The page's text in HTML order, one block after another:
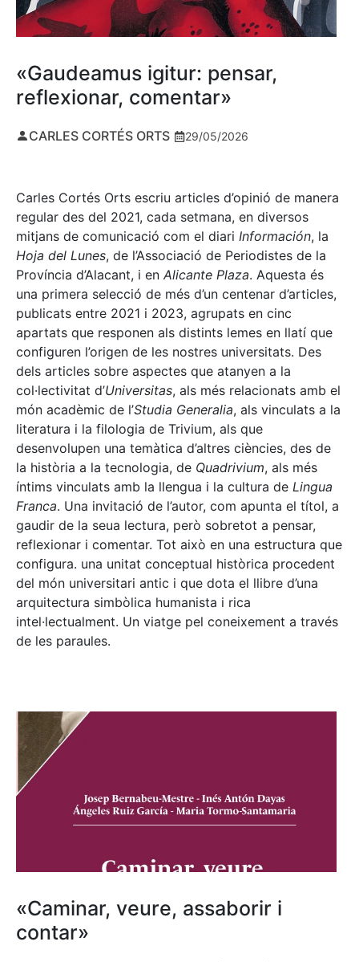
«Gaudeamus igitur: pensar,
reflexionar, comentar»
CARLES CORTÉS ORTS 29/05/2026
Carles Cortés Orts escriu articles d’opinió de manera
regular des del 2021, cada setmana, en diversos
mitjans de comunicació com el diari Información, la
Hoja del Lunes, de l’Associació de Periodistes de la
Província d’Alacant, i en Alicante Plaza. Aquesta és
una primera selecció de més d’un centenar d’articles,
publicats entre 2021 i 2023, agrupats en cinc
apartats que responen als distints lemes en llatí que
configuren l’origen de les nostres universitats. Des
dels articles sobre aspectes que atanyen a la
col·lectivitat d’Universitas, als més relacionats amb el
món acadèmic de l’Studia Generalia, als vinculats a la
literatura i la filologia de Trivium, als que
desenvolupen una temàtica d’altres ciències, des de
la història a la tecnologia, de Quadrivium, als més
íntims vinculats amb la llengua i la cultura de Lingua
Franca. Una invitació de l’autor, com apunta el títol, a
gaudir de la seua lectura, però sobretot a pensar,
reflexionar i comentar. Tot això en una estructura que
configura. una unitat conceptual històrica procedent
del món universitari antic i que dota el llibre d’una
arquitectura simbòlica humanista i rica
intel·lectualment. Un viatge pel coneixement a través
de les paraules.
«Caminar, veure, assaborir i
contar»